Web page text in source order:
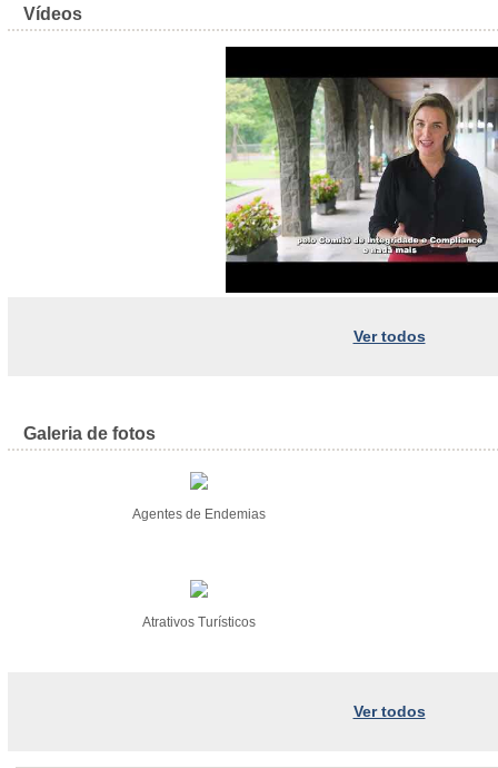
Vídeos
Ver todos
Galeria de fotos
Agentes de Endemias
Atrativos Turísticos
Ver todos